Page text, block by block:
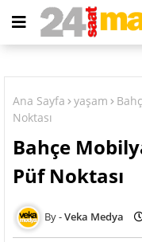
Ana Sayfa yaşam
Noktası
Bahçe
Püf Noktası
Veka Medya